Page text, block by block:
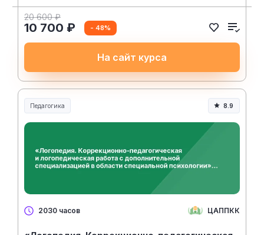
20 600 ₽
10 700 ₽ - 48%
На сайт курса
Педагогика
Образование и педагогика
8.9
2030 часов ЦАППКК